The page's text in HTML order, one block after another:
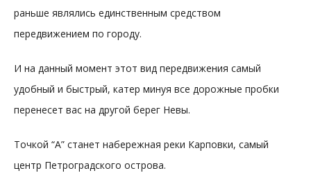
раньше являлись единственным средством
передвижением по городу.
И на данный момент этот вид передвижения самый
удобный и быстрый, катер минуя все дорожные пробки
перенесет вас на другой берег Невы.
Точкой “А” станет набережная реки Карповки, самый
центр Петроградского острова.